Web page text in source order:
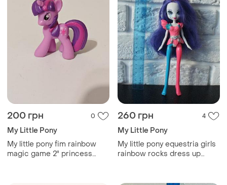
200 грн 0
My Little Pony
My little pony fim rainbow
magic game 2" princess
260 грн 4
My Little Pony
My little pony equestria girls
rainbow rocks dress up